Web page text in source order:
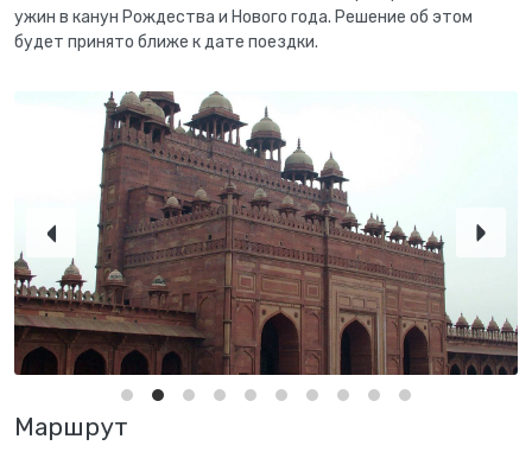
ужин в канун Рождества и Нового года. Решение об этом
будет принято ближе к дате поездки.
Маршрут